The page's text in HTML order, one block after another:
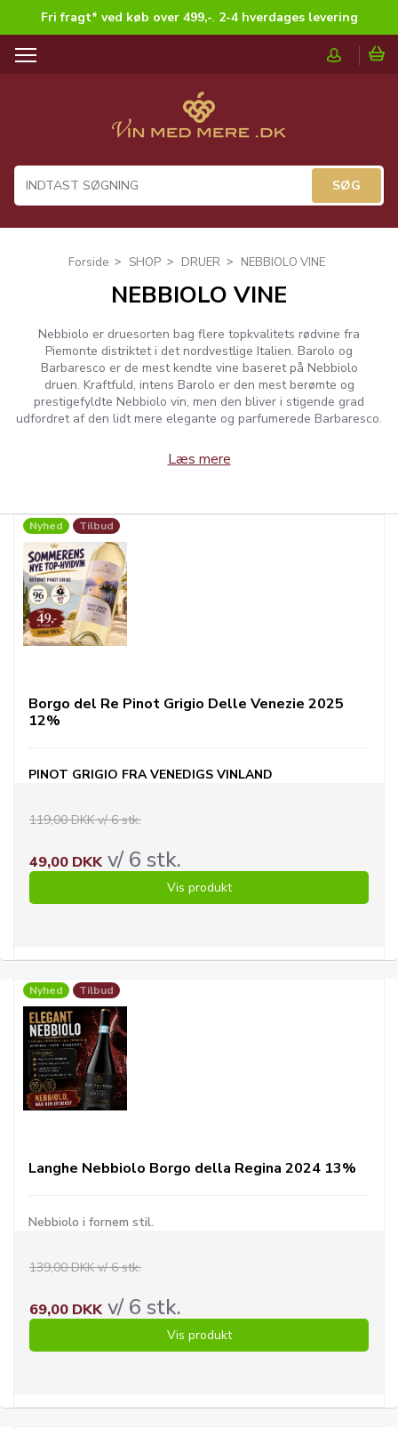
Fri fragt* ved køb over 499,-. 2-4 hverdages levering
T
a
i
Forside SHOP DRUER NEBBIOLO VINE
NEBBIOLO VINE
Nebbiolo er druesorten bag flere topkvalitets rødvine fra
Piemonte distriktet i det nordvestlige Italien. Barolo og
Barbaresco er de mest kendte vine baseret på Nebbiolo
druen. Kraftfuld, intens Barolo er den mest berømte og
prestigefyldte Nebbiolo vin, men den bliver i stigende grad
udfordret af den lidt mere elegante og parfumerede Barbaresco.
Læs mere
Nyhed Tilbud
Borgo del Re Pinot Grigio Delle Venezie 2025
12%
PINOT GRIGIO FRA VENEDIGS VINLAND
119,00 DKK v/ 6 stk.
49,00 DKKv/ 6 stk.
Vis produkt
Nyhed Tilbud
Langhe Nebbiolo Borgo della Regina 2024 13%
Nebbiolo i fornem stil.
139,00 DKK v/ 6 stk.
69,00 DKKv/ 6 stk.
Vis produkt